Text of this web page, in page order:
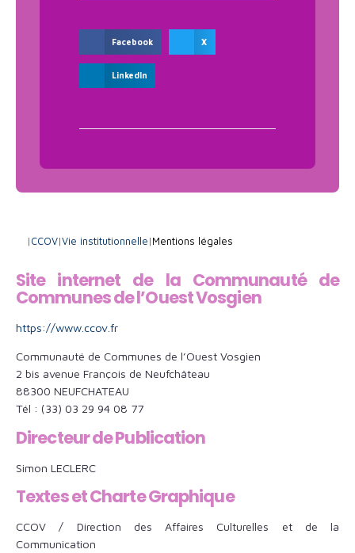
Facebook X
LinkedIn
|CCOV|Vie institutionnelle|Mentions légales
Site internet de la Communauté de
Communes de l’Ouest Vosgien
https://www.ccov.fr
Communauté de Communes de l’Ouest Vosgien
2 bis avenue François de Neufchâteau
88300 NEUFCHATEAU
Tél : (33) 03 29 94 08 77
Directeur de Publication
Simon LECLERC
Textes et Charte Graphique
CCOV / Direction des Affaires Culturelles et de la
Communication